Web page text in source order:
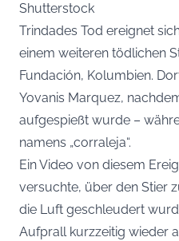
Shutterstock
Trindades Tod ereignet
einem weiteren tödlichen
Fundación, Kolumbien.
Yovanis Marquez,
aufgespießt wurde –
namens „corraleja“.
Ein Video von diesem
versuchte, über den Stier
die Luft geschleudert
Aufprall kurzzeitig wieder